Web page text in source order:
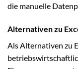
die manuelle
Alternativen zu
Als Alternativen zu